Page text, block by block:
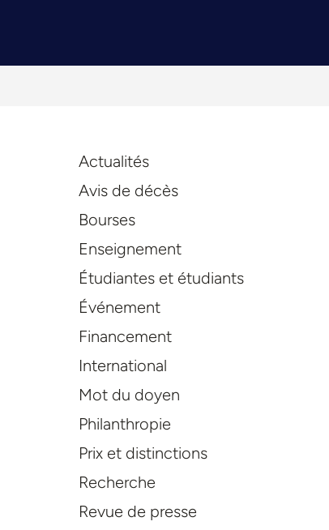
Actualités
Avis de décès
Bourses
Enseignement
Étudiantes et étudiants
Événement
Financement
International
Mot du doyen
Philanthropie
Prix et distinctions
Recherche
Revue de presse